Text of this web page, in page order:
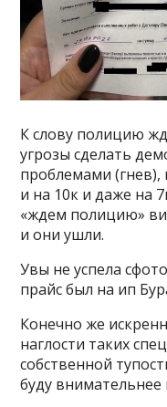
К слову полицию
угрозы сделать
проблемами (гнев),
и на 10к и даже на
«ждем полицию»
и они ушли.
Увы не успела
прайс был на ип
Конечно же
наглости таких
собственной
буду